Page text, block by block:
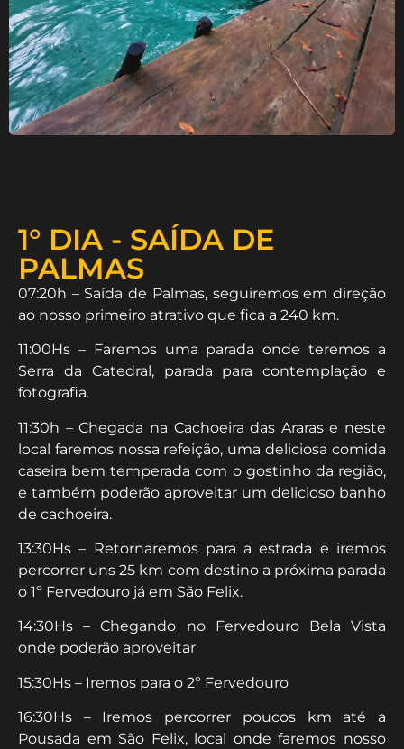
1° DIA - SAÍDA DE
PALMAS
07:20h – Saída de Palmas, seguiremos em direção
ao nosso primeiro atrativo que fica a 240 km.
11:00Hs – Faremos uma parada onde teremos a
Serra da Catedral, parada para contemplação e
fotografia.
11:30h – Chegada na Cachoeira das Araras e neste
local faremos nossa refeição, uma deliciosa comida
caseira bem temperada com o gostinho da região,
e também poderão aproveitar um delicioso banho
de cachoeira.
13:30Hs – Retornaremos para a estrada e iremos
percorrer uns 25 km com destino a próxima parada
o 1º Fervedouro já em São Felix.
14:30Hs – Chegando no Fervedouro Bela Vista
onde poderão aproveitar
15:30Hs – Iremos para o 2º Fervedouro
16:30Hs – Iremos percorrer poucos km até a
Pousada em São Felix, local onde faremos nosso